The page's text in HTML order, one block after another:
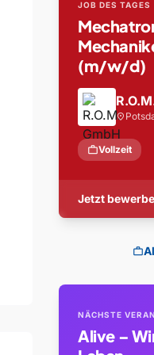
JOB DES TAGES
(m/w/d)
location_on
workVollzeit
Jetzt
work
NÄCHSTE
Alive –